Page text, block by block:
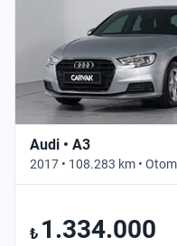
Audi • A3
2017 • 108.283 km •
₺ 1.334.000